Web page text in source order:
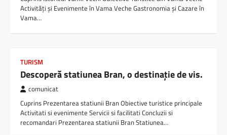
Activități și Evenimente în Vama Veche Gastronomia și Cazare în
Vama…
TURISM
Descoperă statiunea Bran, o destinație de vis.
comunicat
Cuprins Prezentarea statiunii Bran Obiective turistice principale
Activitati si evenimente Servicii si facilitati Concluzii si
recomandari Prezentarea statiunii Bran Statiunea…